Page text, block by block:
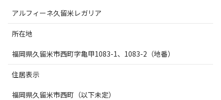
アルフィーネ久留米レガリア
所在地
福岡県久留米市西町字亀甲1083-1、 1083-2 （地番）
住居表示
福岡県久留米市西町（以下未定）